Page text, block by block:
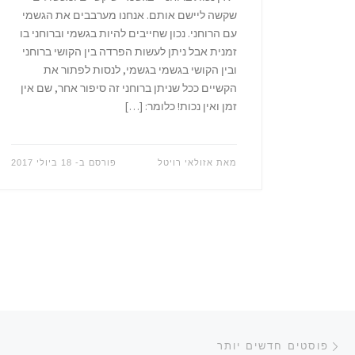
שקשה ליישם אותם. אנחנו מערבבים את הגשמי
עם הרוחני. נכון שחייבים להיות בגשמי וברוחני בו
זמנית אבל ניתן לעשות הפרדה בין הקושי ברוחני
ובין הקושי בגשמי בגשמי, לנסות לפתור את
הקשיים ככל שניתן ברוחני זה סיפור אחר, שם אין
זמן ואין נכות! כלומר: […]
מאת אזולאי רויטל פורסם ב- 18 ביולי 2017
ניווט בפוסטים
פוסטים חדשים יותר